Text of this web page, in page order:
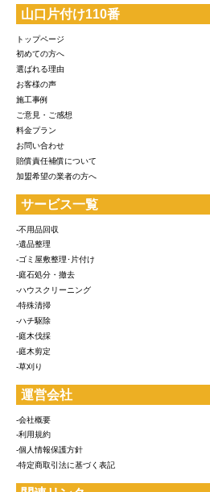
山口片付け110番
トップページ
初めての方へ
選ばれる理由
お客様の声
施工事例
ご意見・ご感想
料金プラン
お問い合わせ
賠償責任補償について
加盟希望の業者の方へ
サービス一覧
-不用品回収
-遺品整理
-ゴミ屋敷整理･片付け
-庭石処分・撤去
-ハウスクリーニング
-特殊清掃
-ハチ駆除
-庭木伐採
-庭木剪定
-草刈り
運営会社
-会社概要
-利用規約
-個人情報保護方針
-特定商取引法に基づく表記